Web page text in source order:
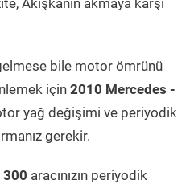
Akışkanın akmaya karşı
bile motor ömrünü
için 2010 Mercedes -
yağ değişimi ve periyodik
gerekir.
300 aracınızın periyodik